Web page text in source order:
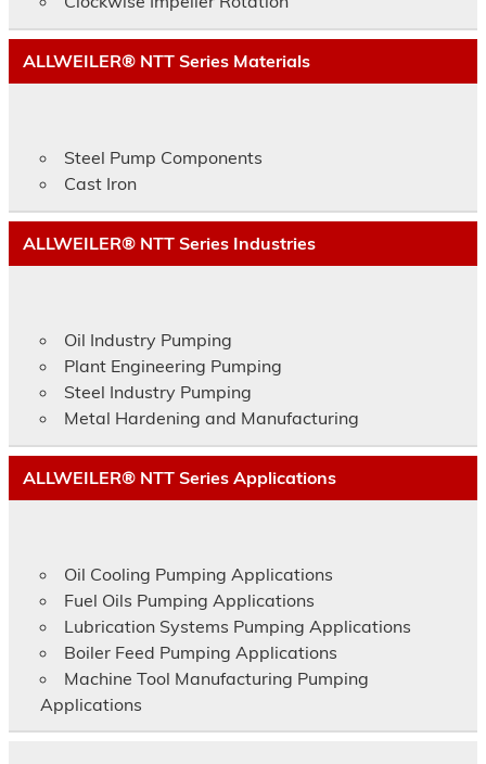
ALLWEILER® NTT Series Materials
Steel Pump Components
Cast Iron
ALLWEILER® NTT Series Industries
Oil Industry Pumping
Plant Engineering Pumping
Steel Industry Pumping
Metal Hardening and Manufacturing
ALLWEILER® NTT Series Applications
Oil Cooling Pumping Applications
Fuel Oils Pumping Applications
Lubrication Systems Pumping Applications
Boiler Feed Pumping Applications
Machine Tool Manufacturing Pumping
Applications